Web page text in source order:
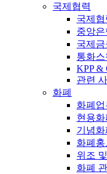
국제협력
국제협
중앙
국제금
통화
KPP &
관련
화폐
화폐업
현용화
기념화
화폐
위조
화폐